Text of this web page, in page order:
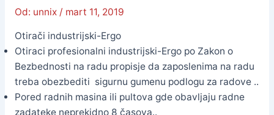
Od: unnix / mart 11, 2019
Otirači industrijski-Ergo
Otiraci profesionalni industrijski-Ergo po Zakon o
Bezbednosti na radu propisje da zaposlenima na radu
treba obezbediti sigurnu gumenu podlogu za radove ..
Pored radnih masina ili pultova gde obavljaju radne
zadateke neprekidno 8 časova..